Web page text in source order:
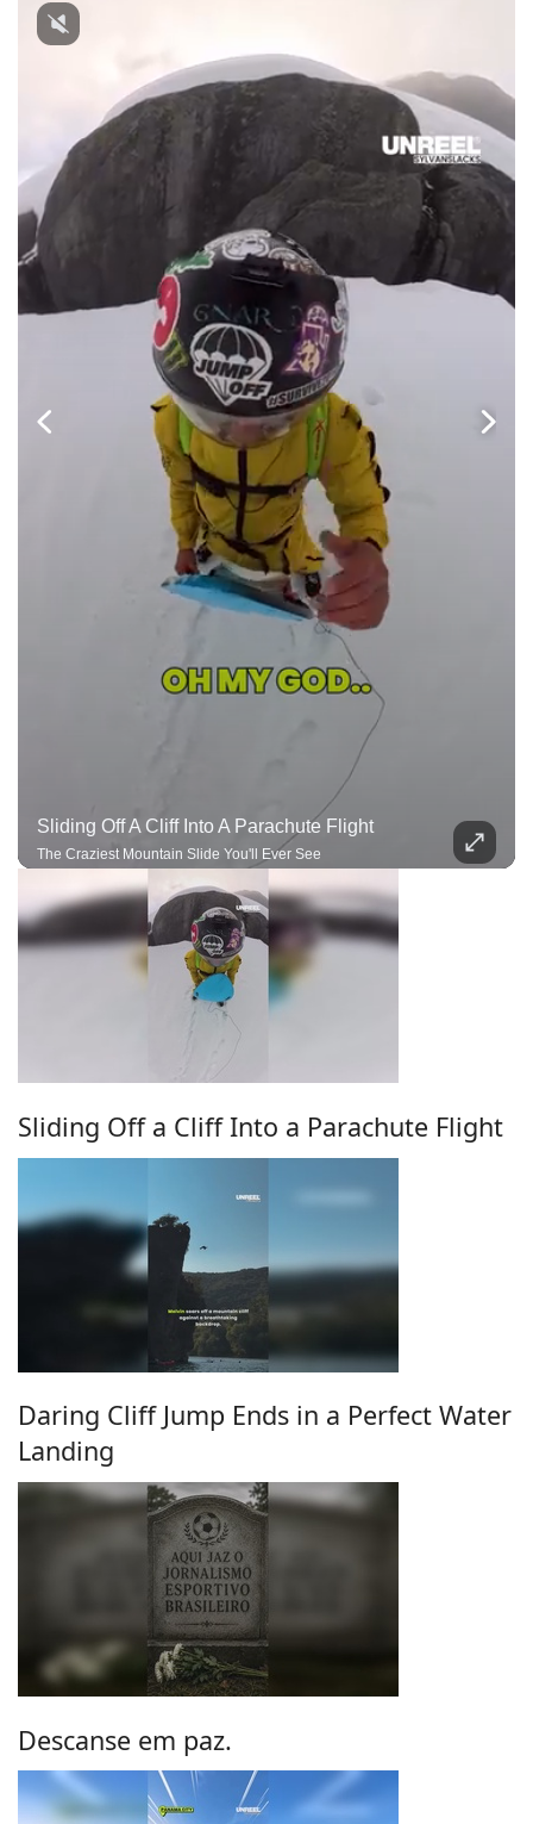
Sliding Off A Cliff Into A Parachute Flight
The Craziest Mountain Slide You'll Ever See
Sliding Off a Cliff Into a Parachute Flight
Daring Cliff Jump Ends in a Perfect Water
Landing
Descanse em paz.